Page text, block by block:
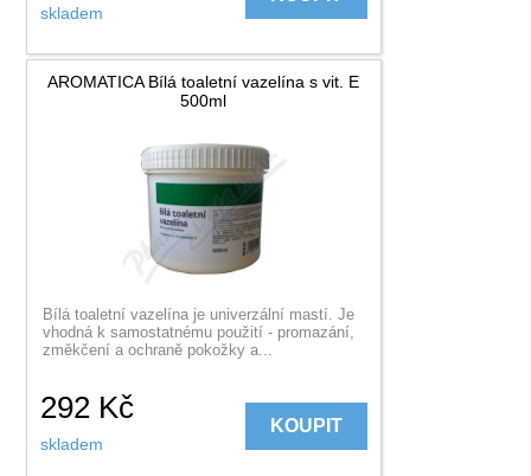
skladem
AROMATICA Bílá toaletní vazelína s vit. E
500ml
Bílá toaletní vazelína je univerzální mastí. Je
vhodná k samostatnému použití - promazání,
změkčení a ochraně pokožky a...
292 Kč
skladem
KOUPIT